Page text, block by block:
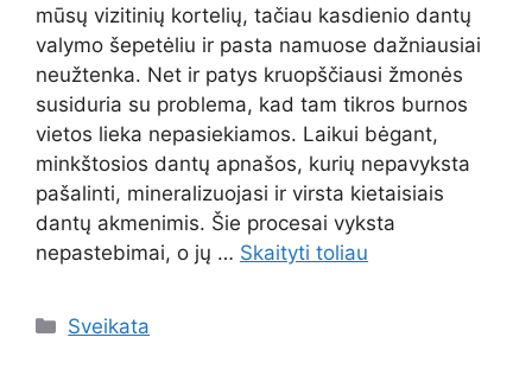
mūsų vizitinių kortelių, tačiau kasdienio dantų
valymo šepetėliu ir pasta namuose dažniausiai
neužtenka. Net ir patys kruopščiausi žmonės
susiduria su problema, kad tam tikros burnos
vietos lieka nepasiekiamos. Laikui bėgant,
minkštosios dantų apnašos, kurių nepavyksta
pašalinti, mineralizuojasi ir virsta kietaisiais
dantų akmenimis. Šie procesai vyksta
nepastebimai, o jų … Skaityti toliau
Kategorijos
Sveikata